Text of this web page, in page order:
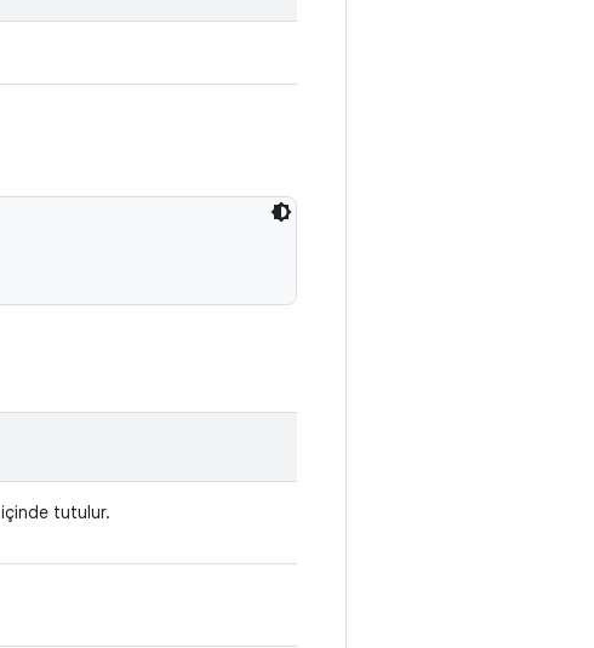
içinde tutulur.